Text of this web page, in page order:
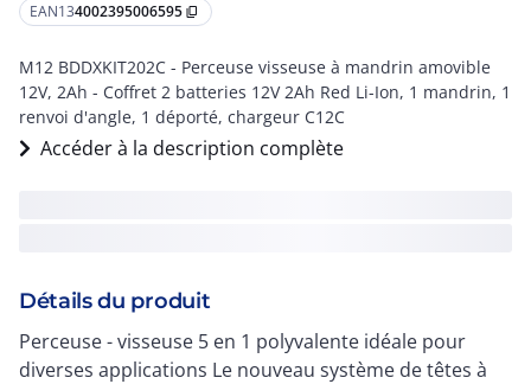
EAN134002395006595 content_copy
M12 BDDXKIT202C - Perceuse visseuse à mandrin amovible
12V, 2Ah - Coffret 2 batteries 12V 2Ah Red Li-Ion, 1 mandrin, 1
renvoi d'angle, 1 déporté, chargeur C12C
Accéder à la description complète
Détails du produit
Perceuse - visseuse 5 en 1 polyvalente idéale pour
diverses applications Le nouveau système de têtes à